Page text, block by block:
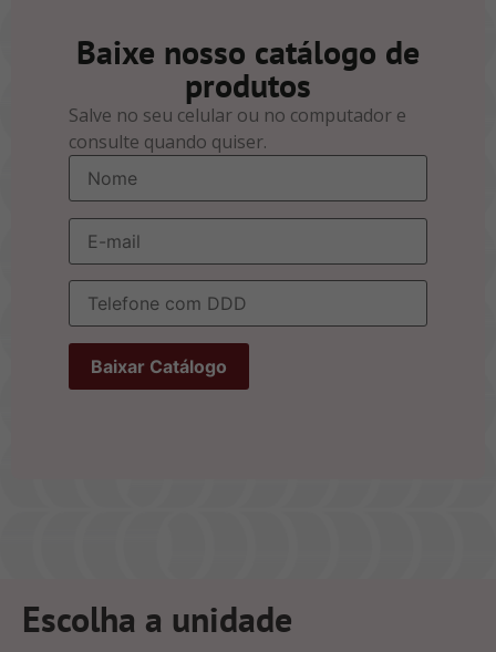
Baixe nosso catálogo de
produtos
Salve no seu celular ou no computador e
consulte quando quiser.
Escolha a unidade